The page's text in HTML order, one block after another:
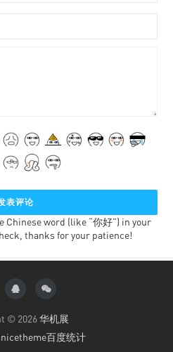
Chinese word (like “你好”) in your
thanks for your patience!
© 2026华机展
nicetheme百度统计